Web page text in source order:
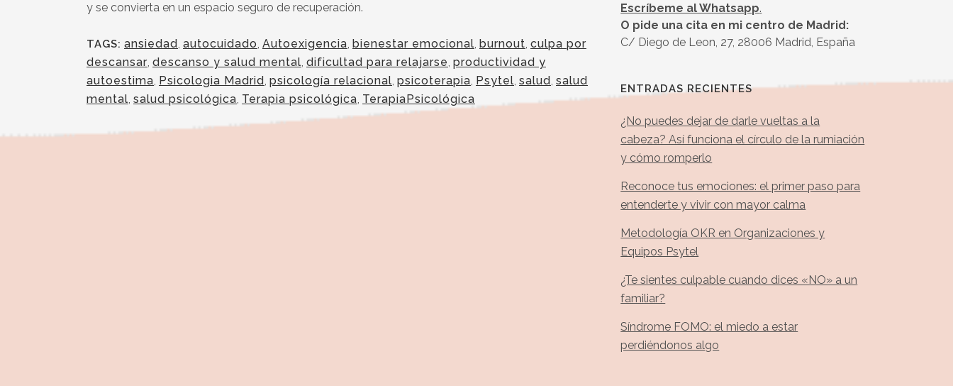
y se convierta en un espacio seguro de recuperación.
TAGS: ansiedad, autocuidado, Autoexigencia, bienestar emocional, burnout, culpa por
descansar, descanso y salud mental, dificultad para relajarse, productividad y
autoestima, Psicologia Madrid, psicología relacional, psicoterapia, Psytel, salud, salud
mental, salud psicológica, Terapia psicológica, TerapiaPsicológica
Escríbeme al Whatsapp.
O pide una cita en mi centro de Madrid:
C/ Diego de Leon, 27, 28006 Madrid, España
ENTRADAS RECIENTES
¿No puedes dejar de darle vueltas a la
cabeza? Así funciona el círculo de la rumiación
y cómo romperlo
Reconoce tus emociones: el primer paso para
entenderte y vivir con mayor calma
Metodología OKR en Organizaciones y
Equipos Psytel
¿Te sientes culpable cuando dices «NO» a un
familiar?
Síndrome FOMO: el miedo a estar
perdiéndonos algo